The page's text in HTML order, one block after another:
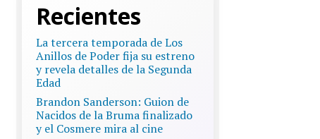
Recientes
La tercera temporada de Los
Anillos de Poder fija su estreno
y revela detalles de la Segunda
Edad
Brandon Sanderson: Guion de
Nacidos de la Bruma finalizado
y el Cosmere mira al cine